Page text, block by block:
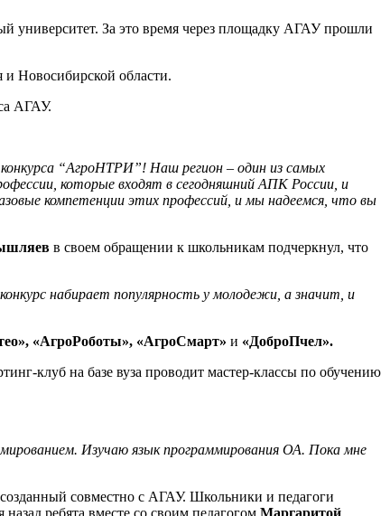
университет. За это время через площадку АГАУ прошли
и Новосибирской области.
АГАУ.
“АгроНТРИ”! Наш регион – один из самых
которые входят в сегодняшний АПК России, и
компетенции этих профессий, и мы надеемся, что вы
в своем обращении к школьникам подчеркнул, что
набирает популярность у молодежи, а значит, и
«АгроРоботы», «АгроСмарт» и «ДоброПчел».
клуб на базе вуза проводит мастер-классы по обучению
Изучаю язык программирования ОА. Пока мне
совместно с АГАУ. Школьники и педагоги
ребята вместе со своим педагогом Маргаритой